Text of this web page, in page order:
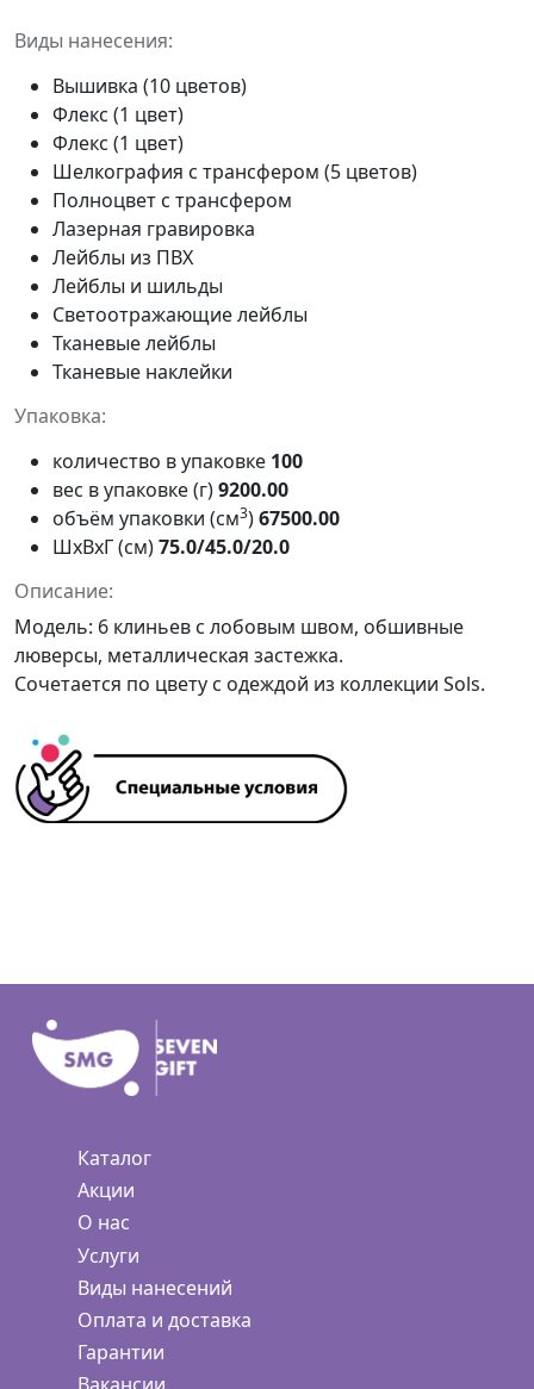
Виды нанесения:
Вышивка (10 цветов)
Флекс (1 цвет)
Флекс (1 цвет)
Шелкография с трансфером (5 цветов)
Полноцвет с трансфером
Лазерная гравировка
Лейблы из ПВХ
Лейблы и шильды
Светоотражающие лейблы
Тканевые лейблы
Тканевые наклейки
Упаковка:
количество в упаковке 100
вес в упаковке (г)9200.00
объём упаковки (см3)67500.00
ШxВxГ (см)75.0/45.0/20.0
Описание:
Модель: 6 клиньев с лобовым швом, обшивные
люверсы, металлическая застежка.
Сочетается по цвету с одеждой из коллекции Sols.
Каталог
Акции
О нас
Услуги
Виды нанесений
Оплата и доставка
Гарантии